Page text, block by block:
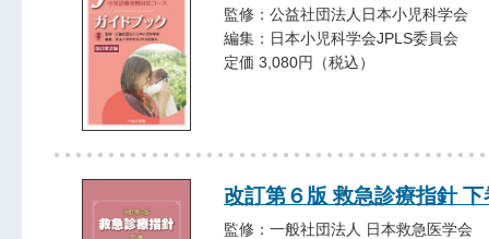
監修：公益社団法人日本小児科学会
編集：日本小児科学会JPLS委員会
定価 3,080円（税込）
改訂第６版 救急診療指針 下
監修：一般社団法人 日本救急医学会